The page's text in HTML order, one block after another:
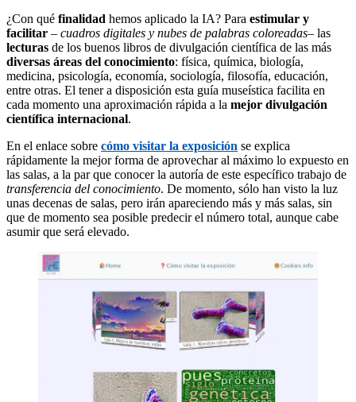
¿Con qué finalidad hemos aplicado la IA? Para estimular y
facilitar – cuadros digitales y nubes de palabras coloreadas– las
lecturas de los buenos libros de divulgación científica de las más
diversas áreas del conocimiento: física, química, biología,
medicina, psicología, economía, sociología, filosofía, educación,
entre otras. El tener a disposición esta guía museística facilita en
cada momento una aproximación rápida a la mejor divulgación
científica internacional.
En el enlace sobre cómo visitar la exposición se explica
rápidamente la mejor forma de aprovechar al máximo lo expuesto en
las salas, a la par que conocer la autoría de este específico trabajo de
transferencia del conocimiento. De momento, sólo han visto la luz
unas decenas de salas, pero irán apareciendo más y más salas, sin
que de momento sea posible predecir el número total, aunque cabe
asumir que será elevado.